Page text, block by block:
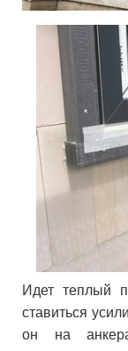
Идет теплый
ставиться
он на